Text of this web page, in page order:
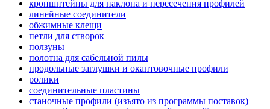
кроншнтейны для наклона и пересечения профилей
линейные соединители
обжимные клещи
петли для створок
ползуны
полотна для сабельной пилы
продольные заглушки и окантовочные профили
ролики
соединительные пластины
станочные профили (изъято из программы поставок)